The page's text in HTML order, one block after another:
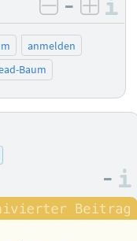
negativ
–
anmelden
Baum
–